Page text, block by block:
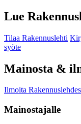
Lue
Tilaa Rakennuslehti
syöte
Mainosta &
Ilmoita
Mainostajalle